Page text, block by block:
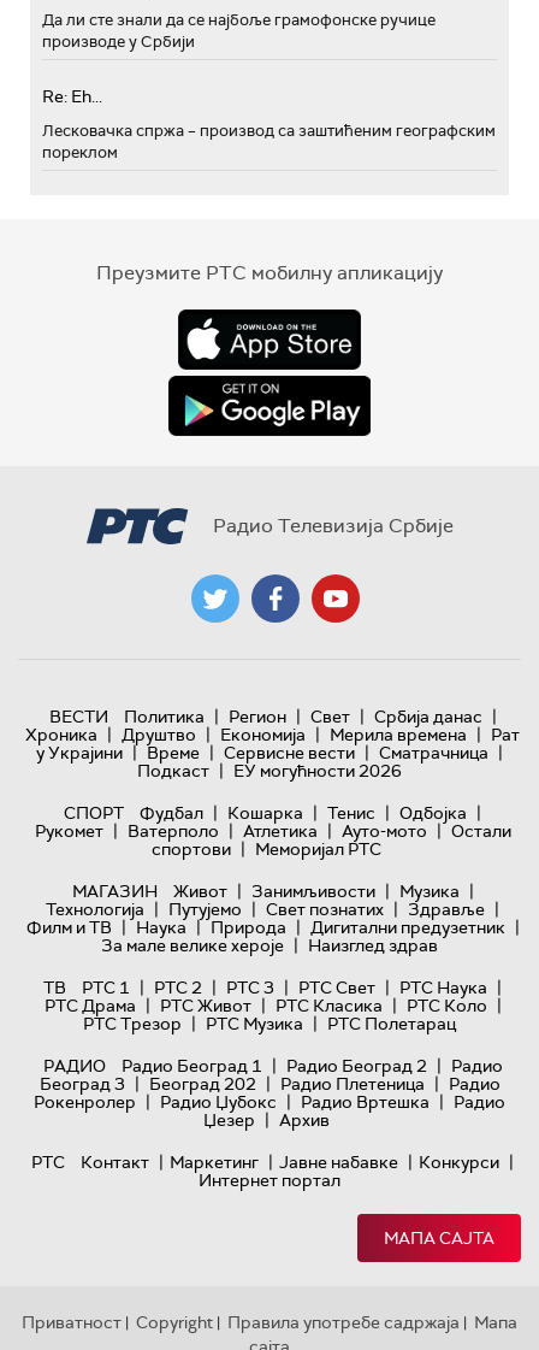
Да ли сте знали да се најбоље грамофонске ручице
производе у Србији
Re: Eh...
Лесковачка спржа – производ са заштићеним географским
пореклом
Преузмите РТС мобилну апликацију
Радио Телевизија Србије
ВЕСТИ Политика | Регион | Свет | Србија данас |
Хроника | Друштво | Економија | Мерила времена | Рат
у Украјини | Време | Сервисне вести | Сматрачница |
Подкаст | ЕУ могућности 2026
СПОРТ
Фудбал | Кошарка | Тенис | Одбојка |
Рукомет | Ватерполо | Атлетика | Ауто-мото | Остали
спортови | Меморијал РТС
МАГАЗИН
Живот | Занимљивости | Музика |
Технологијa | Путујемо | Свет познатих | Здравље |
Филм и ТВ | Наука | Природа | Дигитални предузетник |
За мале велике хероје | Наизглед здрав
ТВ
РТС 1 | РТС 2 | РТС 3 | РТС Свет | РТС Наука |
РТС Драма | РТС Живот | РТС Класика | РТС Коло |
РТС Трезор | РТС Музика | РТС Полетарац
РАДИО
Радио Београд 1 | Радио Београд 2 | Радио
Београд 3 | Београд 202 | Радио Плетеница | Радио
Рокенролер | Радио Џубокс | Радио Вртешка | Радио
Џезер | Архив
РТС
Контакт | Маркетинг | Јавне набавке | Конкурси |
Интернет портал
МАПА САЈТА
Приватност | Copyright | Правила употребе садржаја | Мапа